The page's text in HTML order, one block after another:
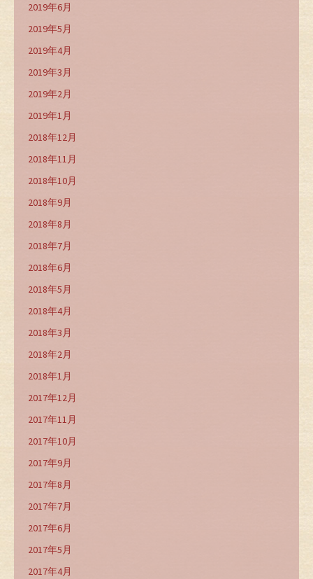
2019年6月
2019年5月
2019年4月
2019年3月
2019年2月
2019年1月
2018年12月
2018年11月
2018年10月
2018年9月
2018年8月
2018年7月
2018年6月
2018年5月
2018年4月
2018年3月
2018年2月
2018年1月
2017年12月
2017年11月
2017年10月
2017年9月
2017年8月
2017年7月
2017年6月
2017年5月
2017年4月